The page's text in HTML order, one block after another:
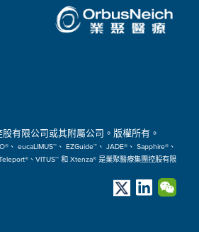
有限公司或其附屬公司。版權所有。
、 eucaLIMUS™、 EZGuide™、 JADE®、 Sapphire®、
、VITUS™ 和 Xtenza® 是業聚醫療集團控股有限